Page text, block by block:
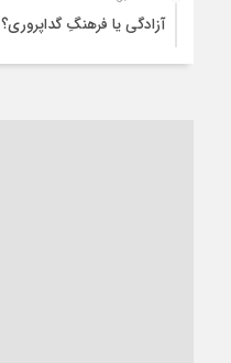
آزادگی یا فرهنگِ گداپروری؟